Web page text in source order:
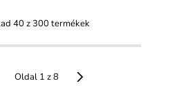
40 z 300 termékek
Oldal 1 z 8